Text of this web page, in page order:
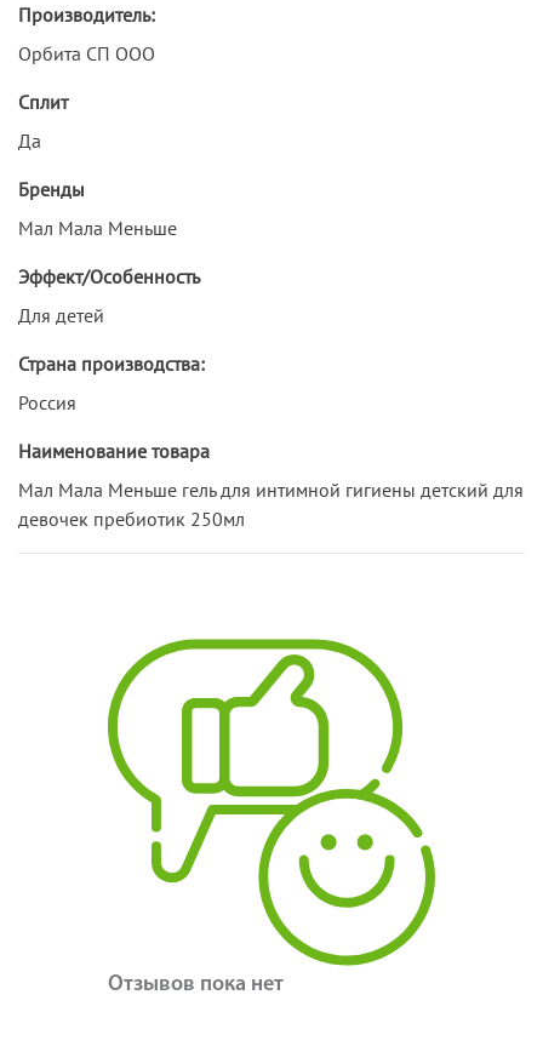
Производитель:
Орбита СП ООО
Сплит
Да
Бренды
Мал Мала Меньше
Эффект/Особенность
Для детей
Страна производства:
Россия
Наименование товара
Мал Мала Меньше гель для интимной гигиены детский для
девочек пребиотик 250мл
Отзывов пока нет